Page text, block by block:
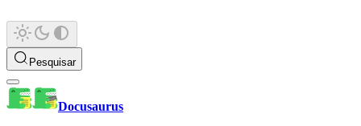
Pesquisar
Docusaurus